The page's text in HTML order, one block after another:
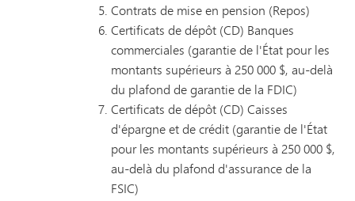
Contrats de mise en pension (Repos)
Certificats de dépôt (CD) Banques
commerciales (garantie de l'État pour les
montants supérieurs à 250 000 $, au-delà
du plafond de garantie de la FDIC)
Certificats de dépôt (CD) Caisses
d'épargne et de crédit (garantie de l'État
pour les montants supérieurs à 250 000 $,
au-delà du plafond d'assurance de la
FSIC)